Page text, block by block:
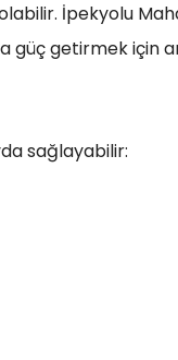
İpekyolu
güç getirmek için
sağlayabilir: